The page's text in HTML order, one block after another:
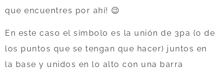
que encuentres por ahí! 😉
En este caso el símbolo es la unión de 3pa (o de
los puntos que se tengan que hacer) juntos en
la base y unidos en lo alto con una barra